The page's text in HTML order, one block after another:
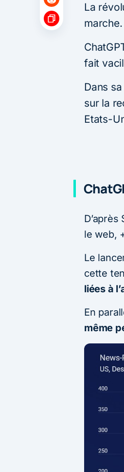
La
marche.
fait
Dans
sur la
Etats-
le web,
Le
cette
liées à
En
même